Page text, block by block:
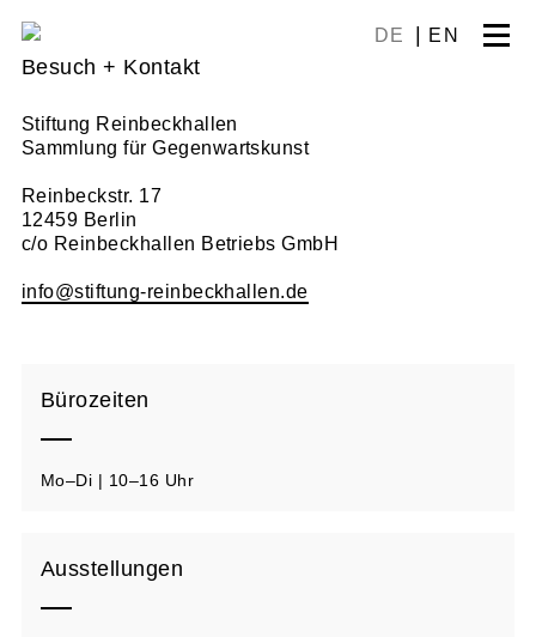
content
DE EN
Besuch + Kontakt
Stiftung Reinbeckhallen
Sammlung für Gegenwartskunst
Reinbeckstr. 17
12459 Berlin
c/o Reinbeckhallen Betriebs GmbH
info@stiftung-reinbeckhallen.de
Bürozeiten
Mo–Di | 10–16 Uhr
Ausstellungen